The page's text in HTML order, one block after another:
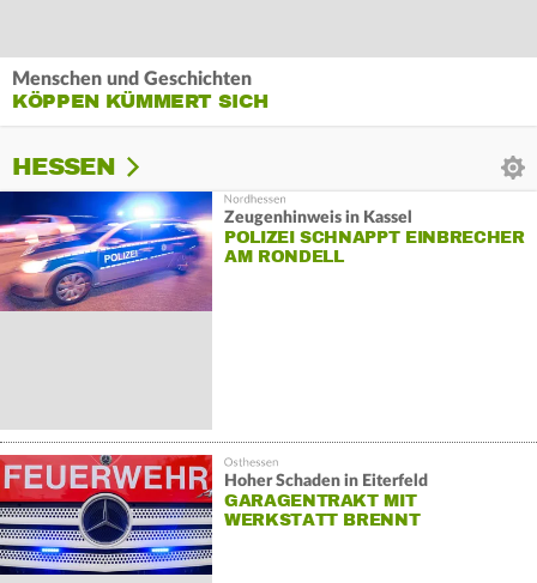
Menschen und Geschichten
KÖPPEN KÜMMERT SICH
HESSEN
Zeugenhinweis in Kassel
POLIZEI SCHNAPPT EINBRECHER
AM RONDELL
Hoher Schaden in Eiterfeld
GARAGENTRAKT MIT
WERKSTATT BRENNT